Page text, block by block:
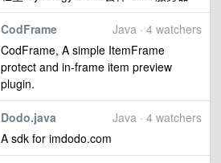
Java · 4 watchers
CodFrame
CodFrame, A simple ItemFrame
protect and in-frame item preview
plugin.
Java · 4 watchers
Dodo.java
A sdk for imdodo.com